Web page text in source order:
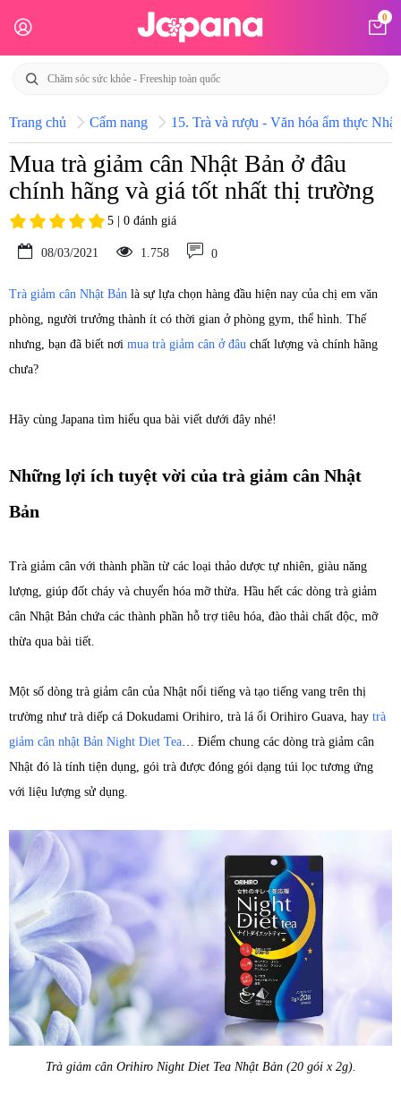
0
Trang chủ Cẩm nang 15. Trà và rượu - Văn hóa ẩm thực
Mua trà giảm cân Nhật Bản ở đâu
chính hãng và giá tốt nhất thị trường
5 | 0 đánh giá
08/03/2021 1.758 0
Trà giảm cân Nhật Bản là sự lựa chọn hàng đầu hiện nay của chị em văn
phòng, người trưởng thành ít có thời gian ở phòng gym, thể hình. Thế
nhưng, bạn đã biết nơi mua trà giảm cân ở đâu chất lượng và chính hãng
chưa?
Hãy cùng Japana tìm hiểu qua bài viết dưới đây nhé!
Những lợi ích tuyệt vời của trà giảm cân Nhật
Bản
Trà giảm cân với thành phần từ các loại thảo dược tự nhiên, giàu năng
lượng, giúp đốt cháy và chuyển hóa mỡ thừa. Hầu hết các dòng trà giảm
cân Nhật Bản chứa các thành phần hỗ trợ tiêu hóa, đào thải chất độc, mỡ
thừa qua bài tiết.
Một số dòng trà giảm cân của Nhật nổi tiếng và tạo tiếng vang trên thị
trường như trà diếp cá Dokudami Orihiro, trà lá ổi Orihiro Guava, hay trà
giảm cân nhật Bản Night Diet Tea… Điểm chung các dòng trà giảm cân
Nhật đó là tính tiện dụng, gói trà được đóng gói dạng túi lọc tương ứng
với liệu lượng sử dụng.
Trà giảm cân Orihiro Night Diet Tea Nhật Bản (20 gói x 2g).